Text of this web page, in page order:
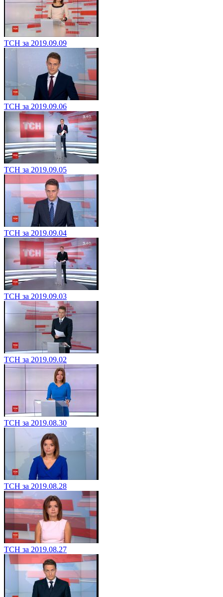
ТСН за 2019.09.09
ТСН за 2019.09.06
ТСН за 2019.09.05
ТСН за 2019.09.04
ТСН за 2019.09.03
ТСН за 2019.09.02
ТСН за 2019.08.30
ТСН за 2019.08.28
ТСН за 2019.08.27